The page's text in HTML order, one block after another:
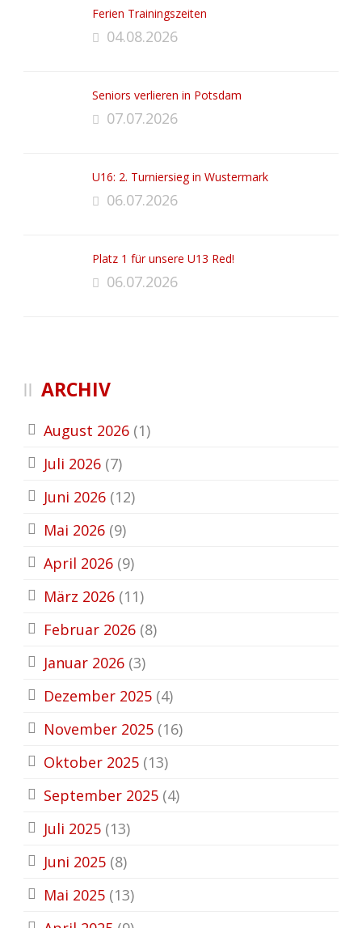
Ferien Trainingszeiten
04.08.2026
Seniors verlieren in Potsdam
07.07.2026
U16: 2. Turniersieg in Wustermark
06.07.2026
Platz 1 für unsere U13 Red!
06.07.2026
ARCHIV
August 2026 (1)
Juli 2026 (7)
Juni 2026 (12)
Mai 2026 (9)
April 2026 (9)
März 2026 (11)
Februar 2026 (8)
Januar 2026 (3)
Dezember 2025 (4)
November 2025 (16)
Oktober 2025 (13)
September 2025 (4)
Juli 2025 (13)
Juni 2025 (8)
Mai 2025 (13)